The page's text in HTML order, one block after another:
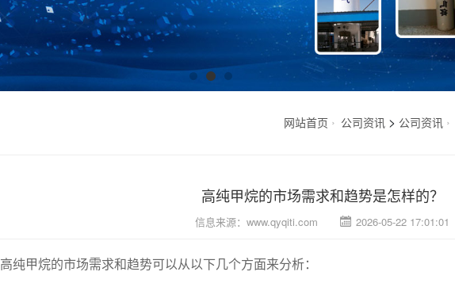
网站首页 公司资讯> 公司资讯
高纯甲烷的市场需求和趋势是怎样的？
信息来源： www.qyqiti.com 2026-05-22 17:01:01
高纯甲烷的市场需求和趋势可以从以下几个方面来分析：